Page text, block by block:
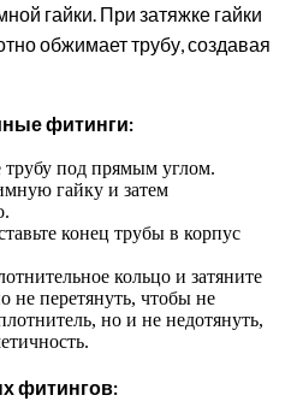
гайки. При затяжке гайки
обжимает трубу, создавая
фитинги:
трубу под прямым углом.
гайку и затем
конец трубы в корпус
кольцо и затяните
перетянуть, чтобы не
но и не недотянуть,
фитингов: